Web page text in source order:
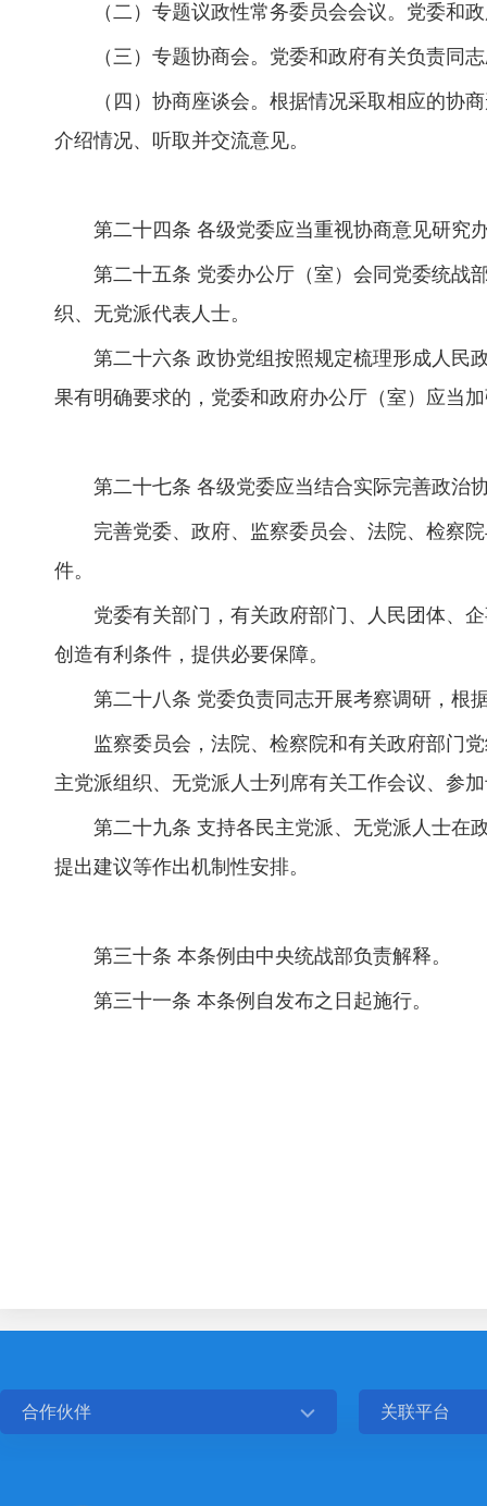
（二）专题议政性常务委员会会议。党委和
（三）专题协商会。党委和政府有关负责同
（四）协商座谈会。根据情况采取相应的协
介绍情况、听取并交流意见。
第二十四条 各级党委应当重视协商意见研究
第二十五条 党委办公厅（室）会同党委统战
织、无党派代表人士。
第二十六条 政协党组按照规定梳理形成人民
果有明确要求的，党委和政府办公厅（室）应当
第二十七条 各级党委应当结合实际完善政治
完善党委、政府、监察委员会、法院、检察
件。
党委有关部门，有关政府部门、人民团体、
创造有利条件，提供必要保障。
第二十八条 党委负责同志开展考察调研，根
监察委员会，法院、检察院和有关政府部门
主党派组织、无党派人士列席有关工作会议、参
第二十九条 支持各民主党派、无党派人士在
提出建议等作出机制性安排。
第三十条 本条例由中央统战部负责解释。
第三十一条 本条例自发布之日起施行。
合作伙伴 关联平台